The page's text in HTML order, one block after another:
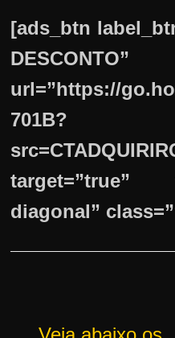
[ads_btn
DESCONTO”
url=”https://
701B?
target=”true”
diagonal”